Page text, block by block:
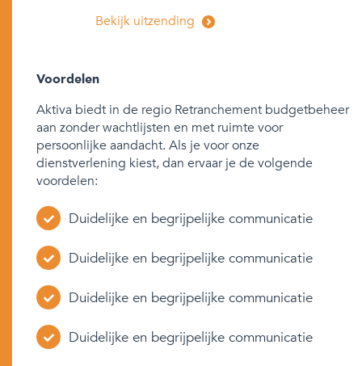
Bekijk uitzending
Voordelen
Aktiva biedt in de regio Retranchement budgetbeheer
aan zonder wachtlijsten en met ruimte voor
persoonlijke aandacht. Als je voor onze
dienstverlening kiest, dan ervaar je de volgende
voordelen:
Duidelijke en begrijpelijke communicatie
Duidelijke en begrijpelijke communicatie
Duidelijke en begrijpelijke communicatie
Duidelijke en begrijpelijke communicatie